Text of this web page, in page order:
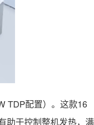
TDP配置）。这款16
助于控制整机发热，满